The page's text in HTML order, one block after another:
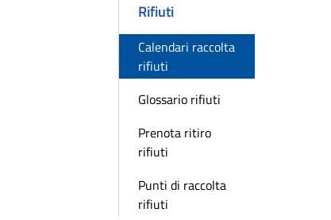
Rifiuti
Calendari raccolta
rifiuti
Glossario rifiuti
Prenota ritiro
rifiuti
Punti di raccolta
rifiuti